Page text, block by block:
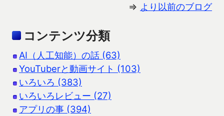
⇒ より以前のブログ
コンテンツ分類
AI（人工知能）の話 (63)
YouTuberと動画サイト (103)
いろいろ (383)
いろいろレビュー (27)
アプリの事 (394)